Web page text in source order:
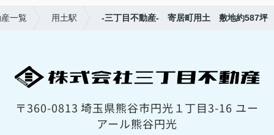
一覧 用土駅 -三丁目不動産- 寄居町用土 敷地約587坪
〒360-0813 埼玉県熊谷市円光１丁目3-16 ユー
アール熊谷円光